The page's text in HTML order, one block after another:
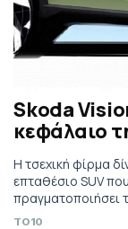
Skoda
κεφάλαιο
H τσεχική φίρμα
επταθέσιο SUV
πραγματοποιήσει
TO10